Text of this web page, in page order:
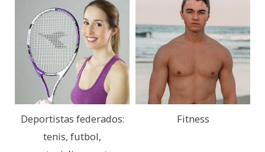
Deportistas federados:
tenis, futbol,
Fitness